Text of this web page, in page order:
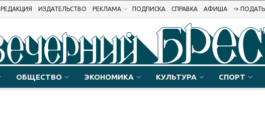
РЕДАКЦИЯ ИЗДАТЕЛЬСТВО РЕКЛАМА ПОДПИСКА СПРАВКА АФИША ->
ОБЩЕСТВО ЭКОНОМИКА КУЛЬТУРА СПОРТ